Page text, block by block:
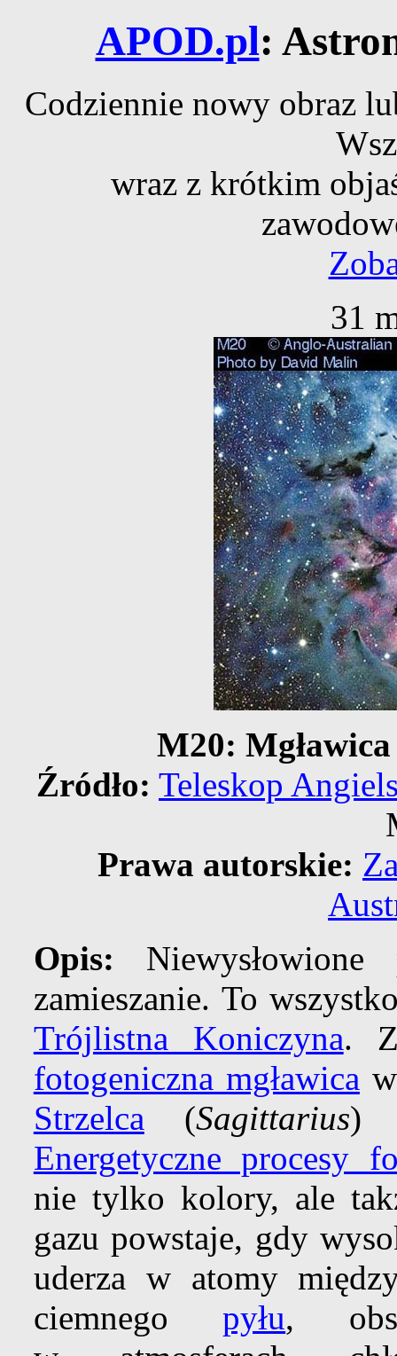
APOD.pl:
Codziennie nowy obraz
wraz z krótkim
31
M20:
Źródło: Teleskop
Prawa autorskie:
Opis: Niewysłowione
zamieszanie. To
Trójlistna Koniczyna.
fotogeniczna mgławica
Strzelca (Sagittarius)
Energetyczne procesy
nie tylko kolory, ale
gazu powstaje, gdy
uderza w atomy
ciemnegopyłu,